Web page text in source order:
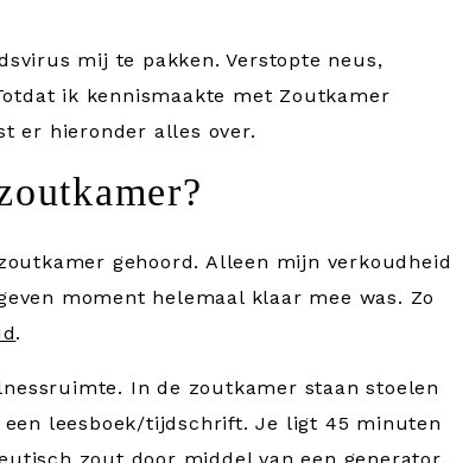
mij te pakken. Verstopte neus,
ik kennismaakte met Zoutkamer
er hieronder alles over.
gehoord. Alleen mijn verkoudheid
moment helemaal klaar mee was. Zo
.
In de zoutkamer staan stoelen
leesboek/tijdschrift. Je ligt 45 minuten